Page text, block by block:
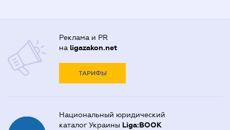
Реклама и PR
на ligazakon.net
ТАРИФЫ
Национальный юридический
каталог Украины Liga:BOOK